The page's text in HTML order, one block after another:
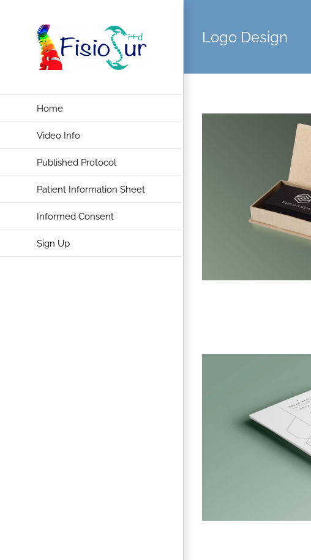
Home
Video Info
Published Protocol
Patient Information Sheet
Informed Consent
Sign Up
Logo Design